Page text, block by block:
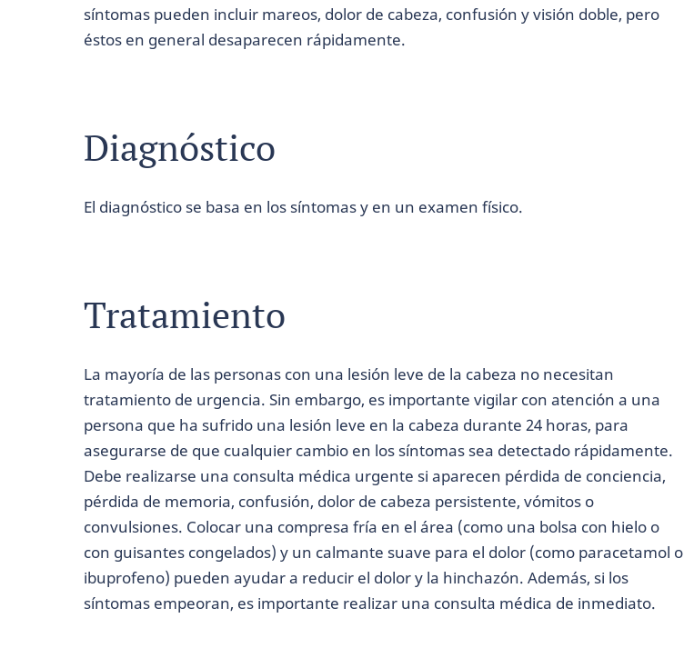
síntomas pueden incluir mareos, dolor de cabeza, confusión y visión doble, pero
éstos en general desaparecen rápidamente.
Diagnóstico
El diagnóstico se basa en los síntomas y en un examen físico.
Tratamiento
La mayoría de las personas con una lesión leve de la cabeza no necesitan
tratamiento de urgencia. Sin embargo, es importante vigilar con atención a una
persona que ha sufrido una lesión leve en la cabeza durante 24 horas, para
asegurarse de que cualquier cambio en los síntomas sea detectado rápidamente.
Debe realizarse una consulta médica urgente si aparecen pérdida de conciencia,
pérdida de memoria, confusión, dolor de cabeza persistente, vómitos o
convulsiones. Colocar una compresa fría en el área (como una bolsa con hielo o
con guisantes congelados) y un calmante suave para el dolor (como paracetamol o
ibuprofeno) pueden ayudar a reducir el dolor y la hinchazón. Además, si los
síntomas empeoran, es importante realizar una consulta médica de inmediato.